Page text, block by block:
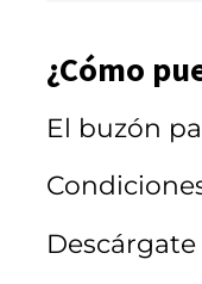
¿Cómo
El buzón